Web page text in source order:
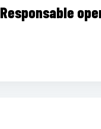
Responsable